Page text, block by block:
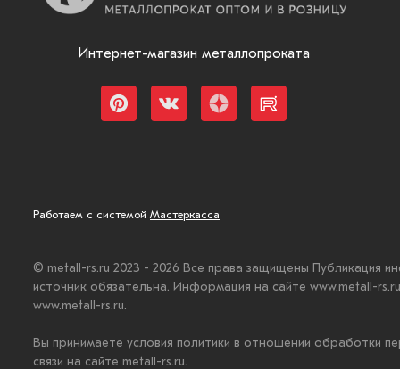
Интернет-магазин металлопроката
Работаем с системой Мастеркасса
© metall-rs.ru 2023 - 2026 Все права защищены Публикация
источник обязательна. Информация на сайте www.metall-
www.metall-rs.ru.
Вы принимаете условия политики в отношении обработки
связи на сайте metall-rs.ru.